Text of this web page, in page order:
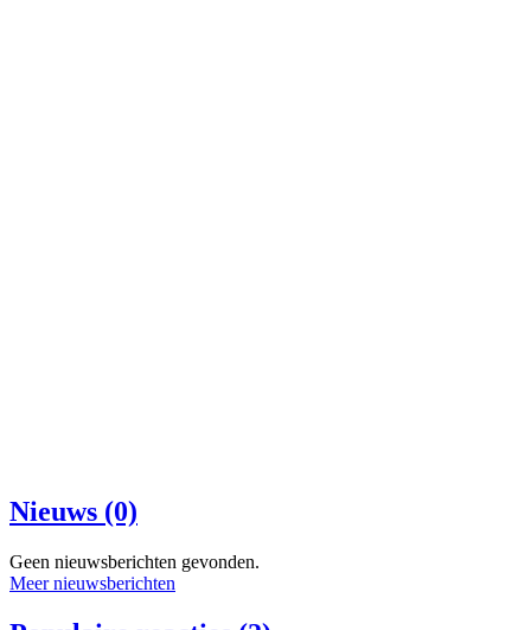
Nieuws (0)
Geen nieuwsberichten gevonden.
Meer nieuwsberichten